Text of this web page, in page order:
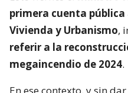
primera cuenta
Vivienda y Urbanismo,
referir a la
megaincendio de 2024.